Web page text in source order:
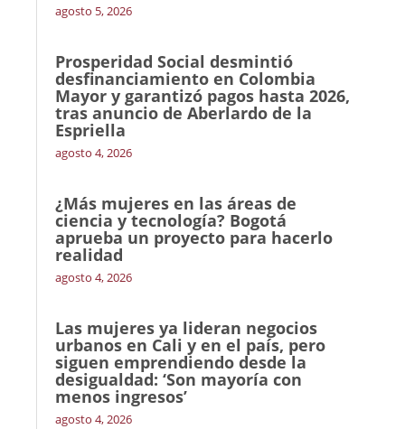
agosto 5, 2026
Prosperidad Social desmintió
desfinanciamiento en Colombia
Mayor y garantizó pagos hasta 2026,
tras anuncio de Aberlardo de la
Espriella
agosto 4, 2026
¿Más mujeres en las áreas de
ciencia y tecnología? Bogotá
aprueba un proyecto para hacerlo
realidad
agosto 4, 2026
Las mujeres ya lideran negocios
urbanos en Cali y en el país, pero
siguen emprendiendo desde la
desigualdad: ‘Son mayoría con
menos ingresos’
agosto 4, 2026